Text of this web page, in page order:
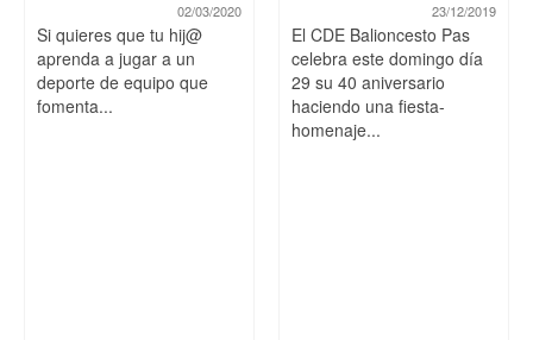
02/03/2020
Si quieres que tu hij@
aprenda a jugar a un
deporte de equipo que
fomenta...
23/12/2019
El CDE Balioncesto Pas
celebra este domingo día
29 su 40 aniversario
haciendo una fiesta-
homenaje...